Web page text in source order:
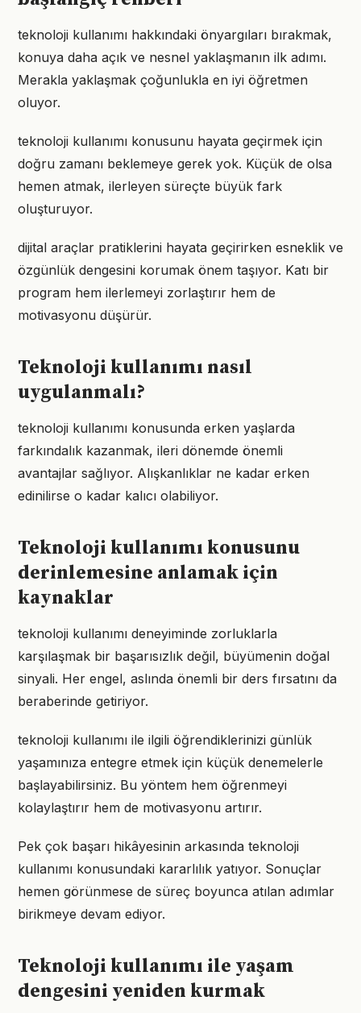
teknoloji kullanımı hakkındaki önyargıları bırakmak,
konuya daha açık ve nesnel yaklaşmanın ilk adımı.
Merakla yaklaşmak çoğunlukla en iyi öğretmen
oluyor.
teknoloji kullanımı konusunu hayata geçirmek için
doğru zamanı beklemeye gerek yok. Küçük de olsa
hemen atmak, ilerleyen süreçte büyük fark
oluşturuyor.
dijital araçlar pratiklerini hayata geçirirken esneklik ve
özgünlük dengesini korumak önem taşıyor. Katı bir
program hem ilerlemeyi zorlaştırır hem de
motivasyonu düşürür.
Teknoloji kullanımı nasıl
uygulanmalı?
teknoloji kullanımı konusunda erken yaşlarda
farkındalık kazanmak, ileri dönemde önemli
avantajlar sağlıyor. Alışkanlıklar ne kadar erken
edinilirse o kadar kalıcı olabiliyor.
Teknoloji kullanımı konusunu
derinlemesine anlamak için
kaynaklar
teknoloji kullanımı deneyiminde zorluklarla
karşılaşmak bir başarısızlık değil, büyümenin doğal
sinyali. Her engel, aslında önemli bir ders fırsatını da
beraberinde getiriyor.
teknoloji kullanımı ile ilgili öğrendiklerinizi günlük
yaşamınıza entegre etmek için küçük denemelerle
başlayabilirsiniz. Bu yöntem hem öğrenmeyi
kolaylaştırır hem de motivasyonu artırır.
Pek çok başarı hikâyesinin arkasında teknoloji
kullanımı konusundaki kararlılık yatıyor. Sonuçlar
hemen görünmese de süreç boyunca atılan adımlar
birikmeye devam ediyor.
Teknoloji kullanımı ile yaşam
dengesini yeniden kurmak